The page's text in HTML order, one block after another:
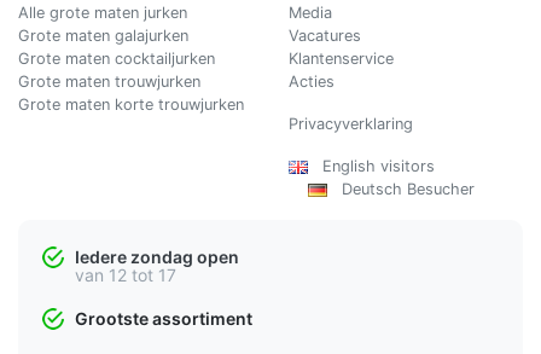
Alle grote maten jurken
Grote maten galajurken
Grote maten cocktailjurken
Grote maten trouwjurken
Grote maten korte trouwjurken
Media
Vacatures
Klantenservice
Acties
Privacyverklaring
English visitors
Deutsch Besucher
Iedere zondag open
van 12 tot 17
Grootste assortiment